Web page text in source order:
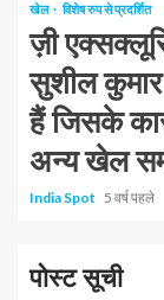
खेल विशेष रुप से प्रदर्शित
ज़ी
सुशील कुमार
हैं जिसके
अन्य खेल
India Spot 5 वर्ष पहले
पोस्ट सूची